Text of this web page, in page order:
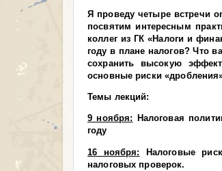
Я проведу четыре встречи
посвятим интересным
коллег из ГК «Налоги и
году в плане налогов? Что
сохранить высокую
основные риски
Темы лекций:
9 ноября: Налоговая
году
16 ноября:
Налоговые
налоговых проверок.